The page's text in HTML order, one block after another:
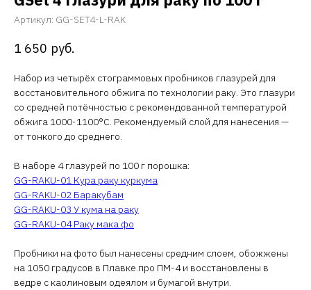
Артикул: GG-SET4-L-RAK
1 650 руб.
Набор из четырёх стограммовых пробников глазурей для
восстановительного обжига по технологии раку. Это глазури
со средней потёчностью с рекомендованной температурой
обжига 1000-1100°С. Рекомендуемый слой для нанесения —
от тонкого до среднего.
В наборе 4 глазурей по 100 г порошка:
GG-RAKU-01 Кура раку куркума
GG-RAKU-02 Баракубам
GG-RAKU-03 У кума на раку
GG-RAKU-04 Раку мака фо
Пробники на фото был нанесены средним слоем, обожжены
на 1050 градусов в Плавке.про ПМ-4 и восстановлены в
ведре с каолиновым одеялом и бумагой внутри.